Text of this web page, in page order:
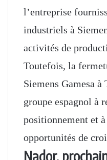
l’entreprise
industriels à
activités de
Toutefois, la
Siemens Gamesa à
groupe espagnol à
positionnement et
opportunités de
Nador,